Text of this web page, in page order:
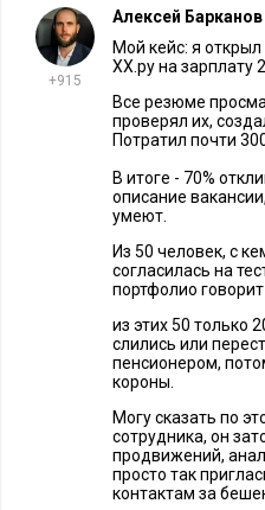
этапах: найти
возможностью
Обращать внимание
ответов юзеров.
характеристики
Для специфики общения в
нашей редакции этот
поисках автора на ленту
должных результатов не
Telegram и применить
Нам повезло —
комментарии которого
грамотность разительно
переписки кандидат
Нестандартный метод дал
спектра вакансий.
+915
Алексей Барканов
Мой кейс: я
ХХ.ру на зарплату
Все резюме
проверял их,
Потратил почти
В итоге - 70%
описание
умеют.
Из 50 человек, с
согласилась на
портфолио
из этих 50 только
слились или
пенсионером,
короны.
Могу сказать по
сотрудника, он
продвижений,
просто так
контактам за